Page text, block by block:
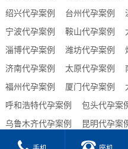
绍兴代孕案例
台州代孕案例
宁波代孕案例
鞍山代孕案例
淄博代孕案例
潍坊代孕案例
济南代孕案例
太原代孕案例
福州代孕案例
厦门代孕案例
呼和浩特代孕案例
包头代孕案
乌鲁木齐代孕案例
昆明代孕案
贵阳代孕案例
合肥代孕案例